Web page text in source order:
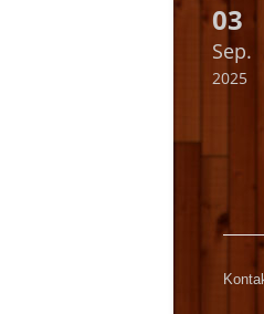
03
Sep.
2025